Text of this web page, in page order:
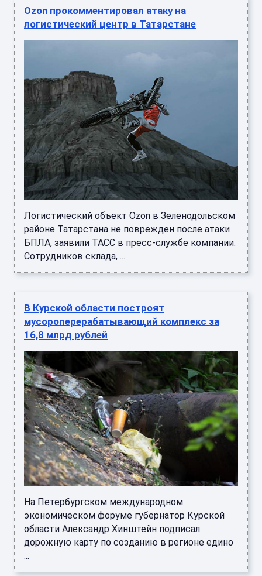
Ozon прокомментировал атаку на
логистический центр в Татарстане
Логистический объект Ozon в Зеленодольском
районе Татарстана не поврежден после атаки
БПЛА, заявили ТАСС в пресс-службе компании.
Сотрудников склада, ...
В Курской области построят
мусороперерабатывающий комплекс за
16,8 млрд рублей
На Петербургском международном
экономическом форуме губернатор Курской
области Александр Хинштейн подписал
дорожную карту по созданию в регионе едино
...